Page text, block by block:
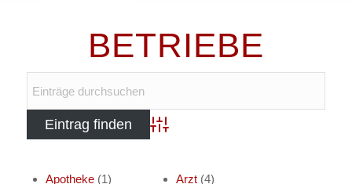
BETRIEBE
Advanced Search
Apotheke(1) Arzt(4)